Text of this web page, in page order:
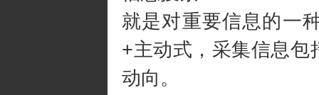
就是对重要信息的一
+主动式，采集信息包
动向。